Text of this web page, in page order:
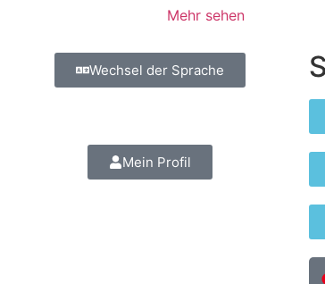
Mehr sehen
Wechsel der Sprache
Mein Profil